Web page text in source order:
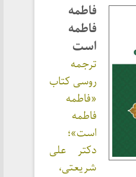
فاطمه
فاطمه
است
ترجمه
روسی کتاب
«فاطمه
فاطمه
است»؛
دکتر علی
شریعتی،